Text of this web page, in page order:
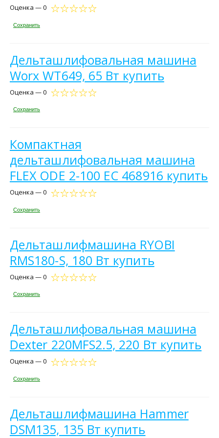
Оценка — 0
Сохранить
Дельташлифовальная машина
Worx WT649, 65 Вт купить
Оценка — 0
Сохранить
Компактная
дельташлифовальная машина
FLEX ODE 2-100 EC 468916 купить
Оценка — 0
Сохранить
Дельташлифмашина RYOBI
RMS180-S, 180 Вт купить
Оценка — 0
Сохранить
Дельташлифовальная машина
Dexter 220MFS2.5, 220 Вт купить
Оценка — 0
Сохранить
Дельташлифмашина Hammer
DSM135, 135 Вт купить